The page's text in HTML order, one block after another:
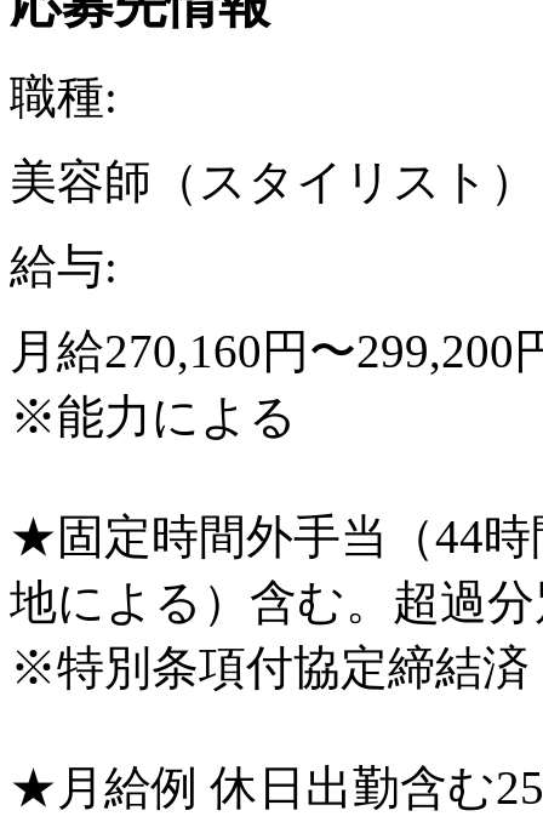
職種:
美容師（スタイリスト）
給与:
月給270,160円〜
※能力による
★固定時間外手当（44時
地による）含む。超過
※特別条項付協定締結済
★月給例 休日出勤含む